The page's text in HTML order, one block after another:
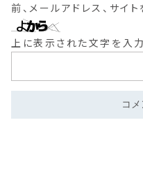
前、メールアドレス、サイ
上に表示された文字を入力